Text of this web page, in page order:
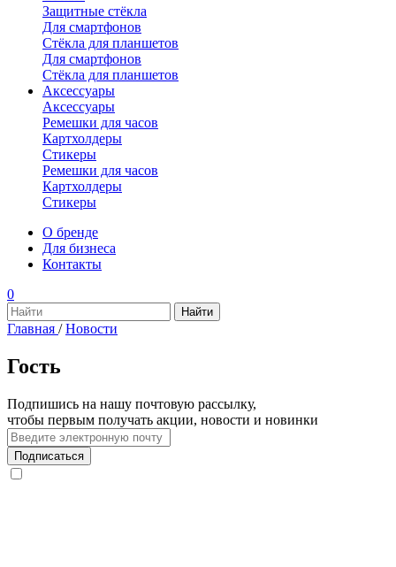
Защитные стёкла
Для смартфонов
Стёкла для планшетов
Для смартфонов
Стёкла для планшетов
Аксессуары
Аксессуары
Ремешки для часов
Картхолдеры
Стикеры
Ремешки для часов
Картхолдеры
Стикеры
О бренде
Для бизнеса
Контакты
0
Главная / Новости
Гость
Подпишись на нашу почтовую рассылку,
чтобы первым получать акции, новости и новинки
Подписаться